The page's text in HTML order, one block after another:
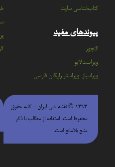
کتاب‌شناسی سایت
پیوندهای مفید
گنجور
ویراست‌لایو
ویراسباز: ویراستار رایگان فارسی
۱۳۹۳ © نقشه ادبی ایران - كليه حقوق
محفوظ است، استفاده از مطالب با ذكر
منبع بلامانع است.